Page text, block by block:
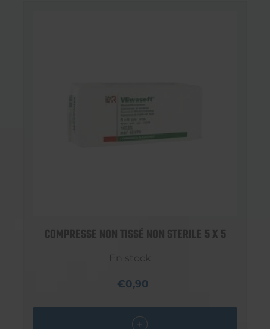
COMPRESSE NON TISSÉ NON STERILE 5 X 5
En stock
€0,90